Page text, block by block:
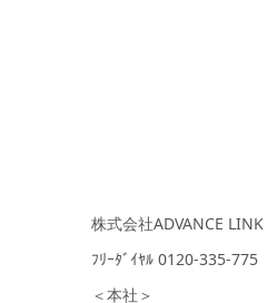
株式会社ADVANCE LINK
ﾌﾘｰﾀﾞｲﾔﾙ 0120-335-775
＜本社＞